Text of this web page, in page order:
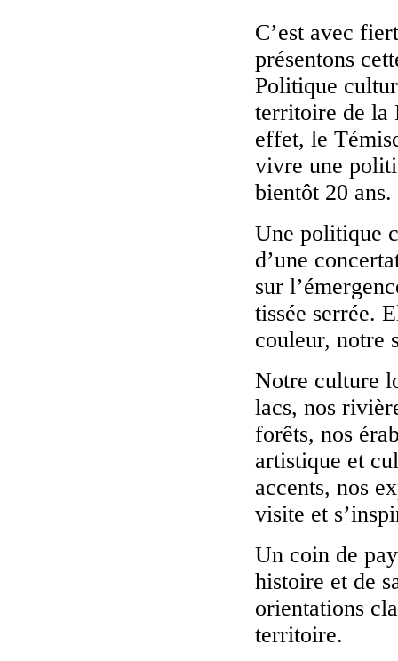
C’est avec
présentons
Politique
territoire de la
effet, le
vivre une
bientôt 20 ans.
Une politique
d’une
sur
tissée serrée.
couleur, notre
Notre culture
lacs, nos
forêts, nos
artistique et
accents, nos
visite et
Un coin de
histoire et de
orientations
territoire.